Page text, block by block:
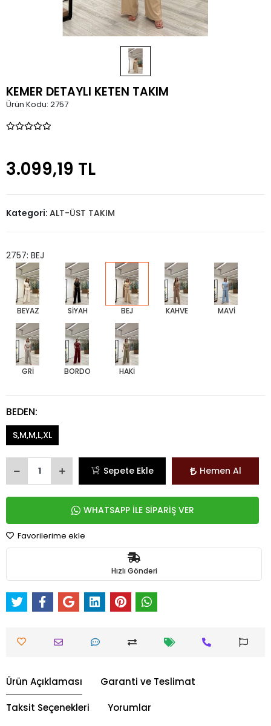
KEMER DETAYLI KETEN TAKIM
Ürün Kodu: 2757
3.099,19 TL
Kategori: ALT-ÜST TAKIM
2757: BEJ
BEYAZ SİYAH BEJ KAHVE MAVİ
GRİ BORDO HAKİ
BEDEN:
S,M,M,L,XL
Sepete Ekle Hemen Al
WHATSAPP İLE SİPARİŞ VER
Favorilerime ekle
Hızlı Gönderi
Ürün Açıklaması Garanti ve Teslimat
Taksit Seçenekleri Yorumlar